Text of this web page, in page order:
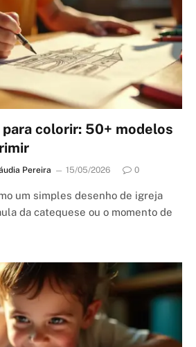
colorir: 50+ modelos
Pereira 15/05/2026 0
um simples desenho de igreja
da catequese ou o momento de